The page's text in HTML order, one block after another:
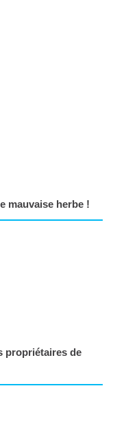
mauvaise herbe !
propriétaires de